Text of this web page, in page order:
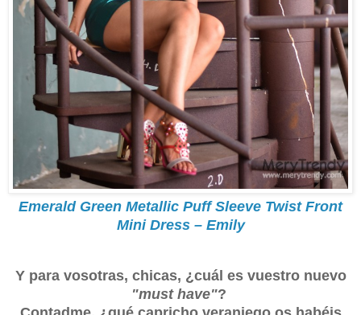
Emerald Green Metallic Puff Sleeve Twist Front
Mini Dress – Emily
Y para vosotras, chicas, ¿cuál es vuestro nuevo
"must have"?